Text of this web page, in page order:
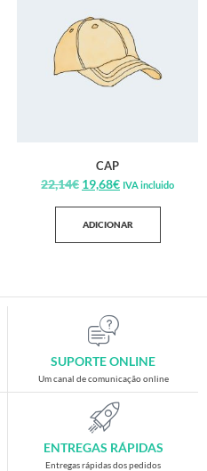
CAP
22,14€ 19,68€ IVA incluido
ADICIONAR
SUPORTE ONLINE
Um canal de comunicação online
ENTREGAS RÁPIDAS
Entregas rápidas dos pedidos